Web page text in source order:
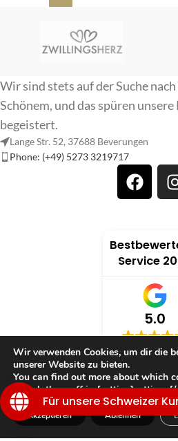
Wir sind stets auf der Suche
Schönem, und das spüren
begeistert.
Lange Str. 52, 37688 Beverungen
Phone: (+49) 5273 3219717
Service
5.0
verifiziert von:
TRAUMWELT
Wir verwenden Cookies, um dir die
unserer Website zu bieten.
You can find out more about which
switch them off in
Akzeptieren Ablehnen
Für unsere Schweizer